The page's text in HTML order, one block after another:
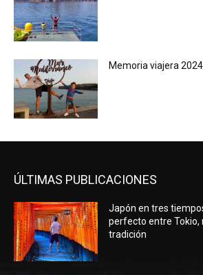
Memoria viajera
ÚLTIMAS PUBLICACIONES
Japón en tres
perfecto entre Tokio,
tradición